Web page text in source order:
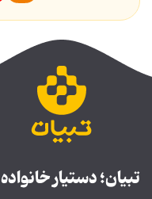
تبیان؛ دستیار خانواده